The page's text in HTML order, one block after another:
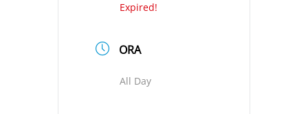
Expired!
ORA
All Day